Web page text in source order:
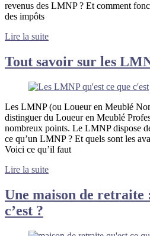
revenus des LMNP ? Et comment
des impôts
Lire la suite
Tout savoir sur les
Les LMNP (ou Loueur en Meublé
distinguer du Loueur en Meublé
nombreux points. Le LMNP dispose
ce qu’un LMNP ? Et quels sont les
Voici ce qu’il faut
Lire la suite
Une maison de retraite
c’est ?